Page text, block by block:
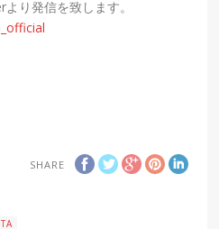
り発信を致します。
SHARE